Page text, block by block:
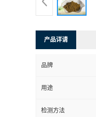
产品详请
品牌
用途
检测方法